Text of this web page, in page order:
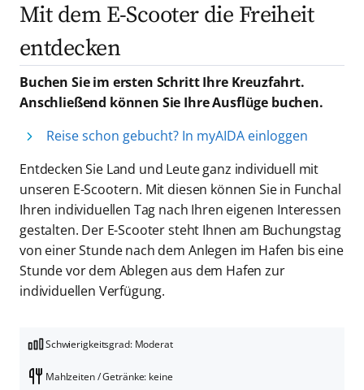
Mit dem E-Scooter die Freiheit
entdecken
Buchen Sie im ersten Schritt Ihre Kreuzfahrt.
Anschließend können Sie Ihre Ausflüge buchen.
Reise schon gebucht? In myAIDA einloggen
Entdecken Sie Land und Leute ganz individuell mit
unseren E-Scootern. Mit diesen können Sie in Funchal
Ihren individuellen Tag nach Ihren eigenen Interessen
gestalten. Der E-Scooter steht Ihnen am Buchungstag
von einer Stunde nach dem Anlegen im Hafen bis eine
Stunde vor dem Ablegen aus dem Hafen zur
individuellen Verfügung.
Schwierigkeitsgrad: Moderat
Mahlzeiten / Getränke: keine